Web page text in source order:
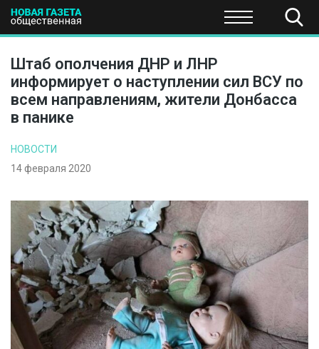
ПОЛИТИКА ЭКОНОМИКА НАУКА И
Штаб ополчения ДНР и ЛНР
информирует о наступлении сил ВСУ по
всем направлениям, жители Донбасса
в панике
НОВОСТИ
14 февраля 2020